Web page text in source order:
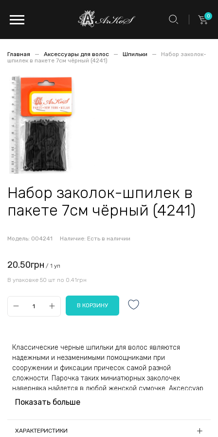
0
Главная Аксессуары для волос Шпильки
Набор заколок-
шпилек в пакете 7см чёрный (4241)
Набор заколок-шпилек в
пакете 7см чёрный (4241)
Модель: 004241 Наличие: Есть в наличии
20.50грн / 1 уп
В упаковке 50 шт по 0.41грн
Классические черные шпильки для волос являются
надежными и незаменимыми помощниками при
сооружении и фиксации причесок самой разной
сложности. Парочка таких миниатюрных заколочек
наверняка найдется в любой женской сумочке. Аксессуар
одинаково хорошо закрепляет волосы разной длины и
Показать больше
ХАРАКТЕРИСТИКИ